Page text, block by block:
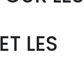
LES